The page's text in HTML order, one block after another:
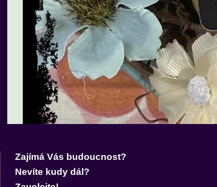
Zajímá Vás budoucnost?
Nevíte kudy dál?